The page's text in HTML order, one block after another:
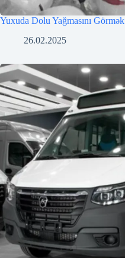
Yuxuda Dolu Yağmasını Görmək
26.02.2025